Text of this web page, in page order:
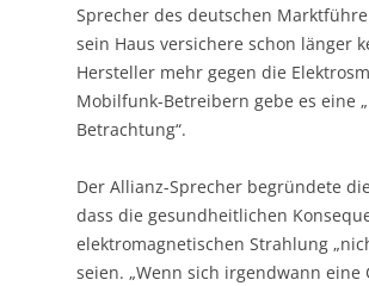
Sprecher des deutschen
sein Haus versichere schon länger
Hersteller mehr gegen die
Mobilfunk-Betreibern gebe es eine
Betrachtung“.
Der Allianz-Sprecher begründete
dass die gesundheitlichen
elektromagnetischen Strahlung
seien. „Wenn sich irgendwann eine